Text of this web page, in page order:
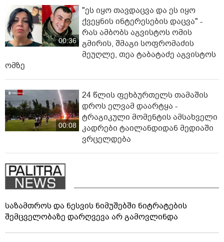
00:36
"ეს იყო თავდაცვა და ეს იყო
ქვეყნის ინტერესების დაცვა" -
რას ამბობს აგვისტოს ომის
გმირის, შმაგი სოფრომაძის
მეუღლე, თეა ტაბატაძე აგვისტოს
ომზე
00:08
24 წლის ფეხბურთელს თამაშის
დროს ელვამ დაარტყა -
ტრაგიკული მომენტის ამსახველი
კადრები ტაილანდიდან მედიაში
ვრცელდება
საზამთროს და ნესვის ნიმუშებში ნიტრატების
შემცველობაზე დარღვევა არ გამოვლინდა